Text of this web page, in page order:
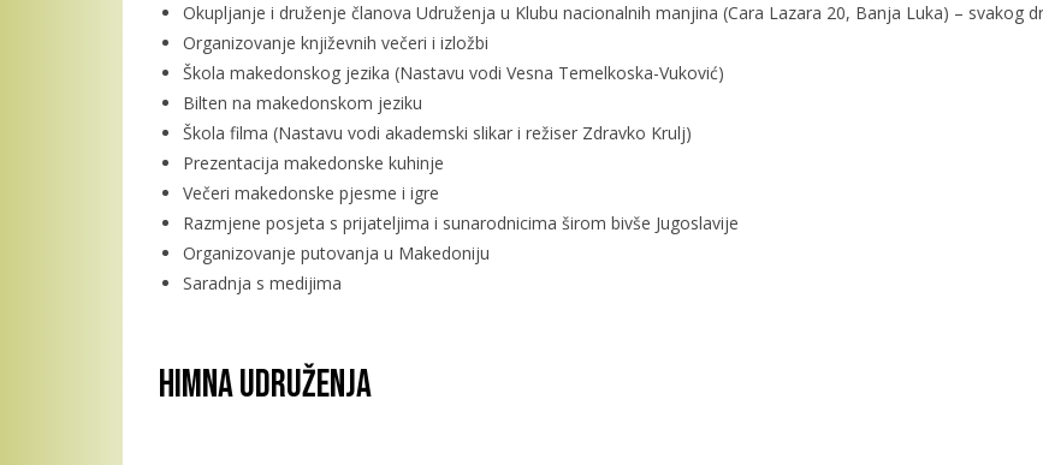
Okupljanje i druženje članova Udruženja u Klubu nacionalnih manjina (Cara Lazara 20, Banja Luka) – svakog
Organizovanje književnih večeri i izložbi
Škola makedonskog jezika (Nastavu vodi Vesna Temelkoska-Vuković)
Bilten na makedonskom jeziku
Škola filma (Nastavu vodi akademski slikar i režiser Zdravko Krulj)
Prezentacija makedonske kuhinje
Večeri makedonske pjesme i igre
Razmjene posjeta s prijateljima i sunarodnicima širom bivše Jugoslavije
Organizovanje putovanja u Makedoniju
Saradnja s medijima
Himna Udruženja